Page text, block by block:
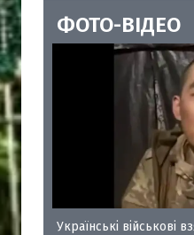
ФОТО-ВІДЕО
Українські військові